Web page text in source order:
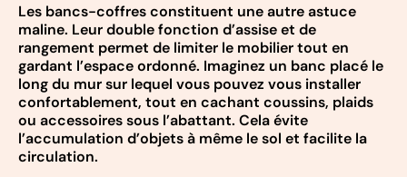
Les bancs-coffres constituent une autre astuce
maline. Leur double fonction d’assise et de
rangement permet de limiter le mobilier tout en
gardant l’espace ordonné. Imaginez un banc placé le
long du mur sur lequel vous pouvez vous installer
confortablement, tout en cachant coussins, plaids
ou accessoires sous l’abattant. Cela évite
l’accumulation d’objets à même le sol et facilite la
circulation.